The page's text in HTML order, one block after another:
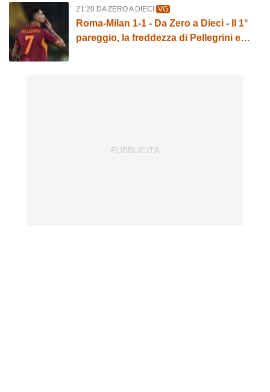
21:20 DA ZERO A DIECI VG
Roma-Milan 1-1 - Da Zero a Dieci - Il 1°
pareggio, la freddezza di Pellegrini e